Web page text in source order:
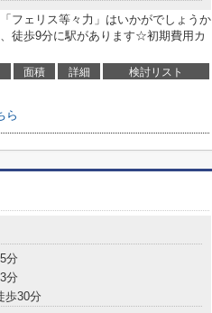
フェリス等々力」はいかがでしょうか
徒歩9分に駅があります☆初期費用カ
面積 詳細 検討リスト
ら
分
分
歩30分